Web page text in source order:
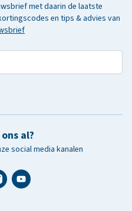
met daarin de laatste
en tips & advies van
al?
social media kanalen